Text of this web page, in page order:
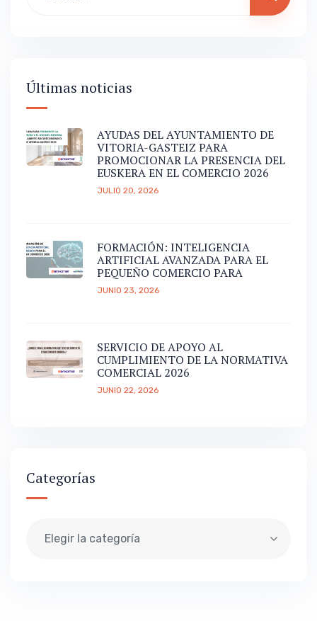
Últimas noticias
AYUDAS DEL AYUNTAMIENTO DE
VITORIA-GASTEIZ PARA
PROMOCIONAR LA PRESENCIA DEL
EUSKERA EN EL COMERCIO 2026
JULIO 20, 2026
FORMACIÓN: INTELIGENCIA
ARTIFICIAL AVANZADA PARA EL
PEQUEÑO COMERCIO PARA
JUNIO 23, 2026
SERVICIO DE APOYO AL
CUMPLIMIENTO DE LA NORMATIVA
COMERCIAL 2026
JUNIO 22, 2026
Categorías
Elegir la categoría